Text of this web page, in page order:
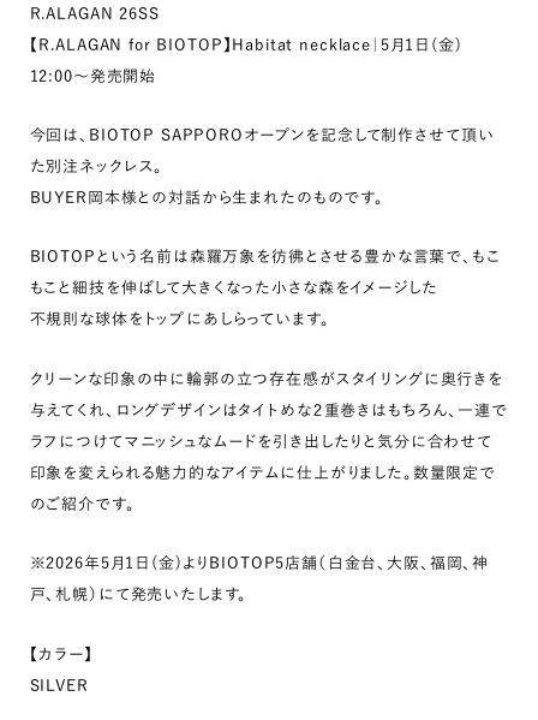
R.ALAGAN 26SS
【R.ALAGAN for BIOTOP】Habitat necklace｜5月1日(金)
12:00〜発売開始
今回は、BIOTOP SAPPOROオープンを記念して制作させて頂い
た別注ネックレス。
BUYER岡本様との対話から生まれたのものです。
BIOTOPという名前は森羅万象を彷彿とさせる豊かな言葉で、もこ
もこと細技を伸ばして大きくなった小さな森をイメージした
不規則な球体をトップにあしらっています。
クリーンな印象の中に輪郭の立つ存在感がスタイリングに奥行きを
与えてくれ、ロングデザインはタイトめな２重巻きはもちろん、一連で
ラフにつけてマニッシュなムードを引き出したりと気分に合わせて
印象を変えられる魅力的なアイテムに仕上がりました。数量限定で
のご紹介です。
※2026年5月1日(金)よりBIOTOP5店舗（白金台、大阪、福岡、神
戸、札幌）にて発売いたします。
【カラー】
SILVER